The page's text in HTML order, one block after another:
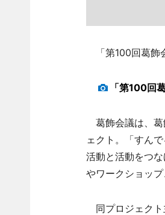
「第100回葛飾
「第100回
葛飾会議は、葛
ェクト。「すん
活動と活動をつ
やワークショップ
同プロジェクト